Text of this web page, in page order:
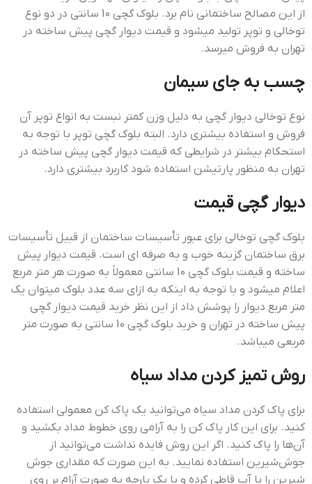
از این مصالح ساختمانی نام برد. بلوک گچی 10 سانتی در دو نوع
توخالی و توپر تولید میشود و قيمت ديوار گچي پيش ساخته در
تهران به فروش میرسد.
چسب به جاي سيمان
نوع توخالی دیوار گچی به دلیل وزن کمتر نبست به انواع توپر آن
فروش و استفاده بیشتری دارد. البته بلوک گچی توپر با توجه به
استحکام بیشتر در شرایطی که قيمت ديوار گچي پيش ساخته در
تهران به منظور پارتیشن استفاده شود کاربرد بیشتری دارد.
ديوار گچي قيمت
بلوک گچی توخالی برای عبور تأسیسات ساختمان از قبیل تأسیسات
برق ساختمان گزینه خوب و به صرفه ای است. قیمت دیوار پیش
ساخته و قیمت بلوک گچی 10 سانتی معمولاً به صورت هر متر مربع
اعلام میشود و با توجه به اینکه به ازای سه عدد بلوک میتوان یک
متر مربع دیوار را پوشش داد از این نظر خرید قيمت ديوار گچي
پيش ساخته در تهران و خرید بلوک گچی 10 سانتی به صورت متر
مربعی میباشد.
روش تمیز کردن مداد سیاه
برای پاک کردن مداد سیاه می‌توانید یک پاک کن معمولی استفاده
کنید. برای این کار پاک کن را به آرامی روی خطوط مداد بکشید و
آن‌ها را پاک کنید. اگر این روش فایده نداشت می‌توانید از
جوش‌شیرین استفاده نمایید. به این صورت که مقداری جوش
شیرین را با آب قاطی کرده و با یک پارچه به صورت آرام بر روی